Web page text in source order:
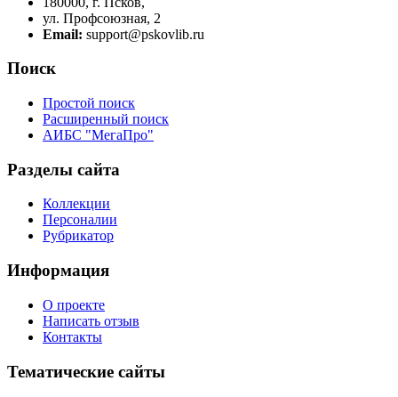
ул. Профсоюзная, 2
Email: support@pskovlib.ru
Поиск
Простой поиск
Расширенный поиск
АИБС "МегаПро"
Разделы сайта
Коллекции
Персоналии
Рубрикатор
Информация
О проекте
Написать отзыв
Контакты
Тематические сайты